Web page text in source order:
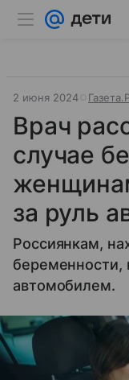
2 июня 2024
Врач
случае
за руль
Россиянкам,
беременности,
автомобилем.